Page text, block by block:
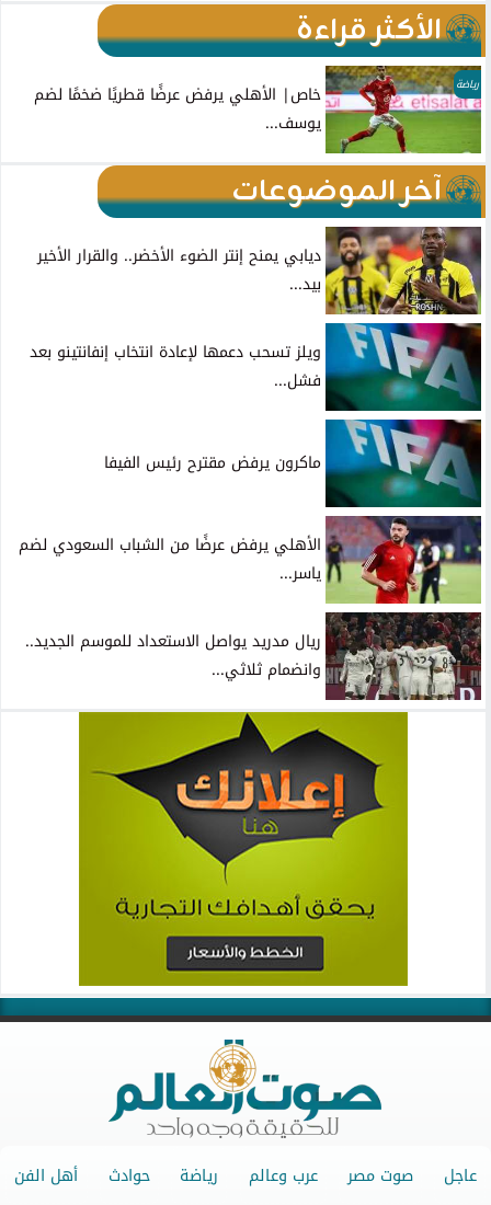
الأكثر قراءة
رياضة
خاص| الأهلي يرفض عرضًا قطريًا ضخمًا لضم
يوسف...
آخر الموضوعات
ديابي يمنح إنتر الضوء الأخضر.. والقرار الأخير
بيد...
ويلز تسحب دعمها لإعادة انتخاب إنفانتينو بعد
فشل...
ماكرون يرفض مقترح رئيس الفيفا
الأهلي يرفض عرضًا من الشباب السعودي لضم
ياسر...
ريال مدريد يواصل الاستعداد للموسم الجديد..
وانضمام ثلاثي...
عاجل صوت مصر عرب وعالم رياضة حوادث أهل الفن